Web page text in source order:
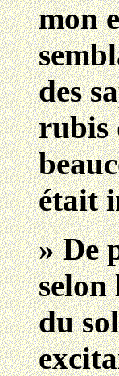
mon
des
rubis
était
» De
selon
du